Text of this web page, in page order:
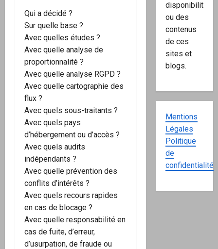
Qui a décidé ?
Sur quelle base ?
Avec quelles études ?
Avec quelle analyse de
proportionnalité ?
Avec quelle analyse RGPD ?
Avec quelle cartographie des
flux ?
Avec quels sous-traitants ?
Avec quels pays
d’hébergement ou d’accès ?
Avec quels audits
indépendants ?
Avec quelle prévention des
conflits d’intérêts ?
Avec quels recours rapides
en cas de blocage ?
Avec quelle responsabilité en
cas de fuite, d’erreur,
d’usurpation, de fraude ou
disponibilité
ou des
contenus
de ces
sites et
blogs.
Mentions
Légales
Politique
de
confidentialité